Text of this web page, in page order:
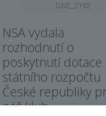
DSC_2192
NSA vydala
rozhodnutí o
poskytnutí dotace
státního rozpočtu
České republiky
náš klub